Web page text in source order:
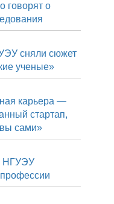
говорят о
сняли сюжет
ученые»
карьера —
стартап,
сами»
НГУЭУ
профессии